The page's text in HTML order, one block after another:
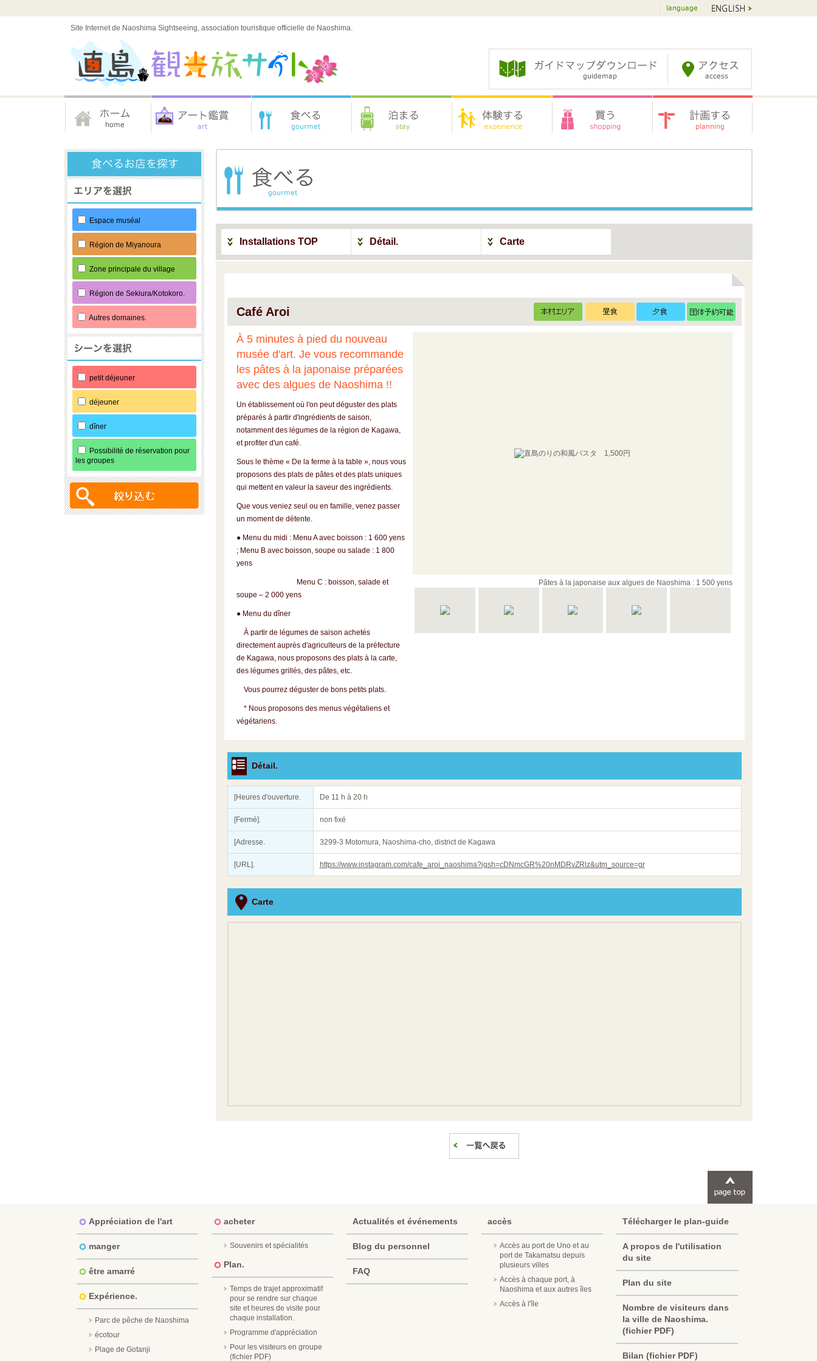
Site Internet de Naoshima Sightseeing, association touristique officielle de Naoshima.
Installations TOP Détail. Carte
Café Aroi
À 5 minutes à pied du nouveau
musée d'art. Je vous recommande
les pâtes à la japonaise préparées
avec des algues de Naoshima !!
Un établissement où l'on peut déguster des plats
préparés à partir d'ingrédients de saison,
notamment des légumes de la région de Kagawa,
et profiter d'un café.
Sous le thème « De la ferme à la table », nous vous
proposons des plats de pâtes et des plats uniques
qui mettent en valeur la saveur des ingrédients.
Que vous veniez seul ou en famille, venez passer
un moment de détente.
● Menu du midi : Menu A avec boisson : 1 600 yens
; Menu B avec boisson, soupe ou salade : 1 800
yens
Menu C : boisson, salade et
soupe – 2 000 yens
● Menu du dîner
À partir de légumes de saison achetés
directement auprès d'agriculteurs de la préfecture
de Kagawa, nous proposons des plats à la carte,
des légumes grillés, des pâtes, etc.
Vous pourrez déguster de bons petits plats.
* Nous proposons des menus végétaliens et
végétariens.
Pâtes à la japonaise aux algues de Naoshima : 1 500 yens
Détail.
[Heures d'ouverture. De 11 h à 20 h
[Fermé]. non fixé
[Adresse. 3299-3 Motomura, Naoshima-cho, district de Kagawa
[URL]. https://www.instagram.com/cafe_aroi_naoshima?igsh=cDNmcGR%20nMDRvZRlz&utm_source=gr
Carte
Espace muséal
Région de Miyanoura
Zone principale du village
Région de Sekiura/Kotokoro.
Autres domaines.
petit déjeuner
déjeuner
dîner
Possibilité de réservation pour
les groupes
Appréciation de l'art
manger
être amarré
Expérience.
Parc de pêche de Naoshima
écotour
Plage de Gotanji
acheter
Souvenirs et spécialités
Plan.
Temps de trajet approximatif
pour se rendre sur chaque
site et heures de visite pour
chaque installation.
Programme d'appréciation
Pour les visiteurs en groupe
(fichier PDF)
Actualités et événements
Blog du personnel
FAQ
accès
Accès au port de Uno et au
port de Takamatsu depuis
plusieurs villes
Accès à chaque port, à
Naoshima et aux autres îles
Accès à l'île
Télécharger le plan-guide
A propos de l'utilisation
du site
Plan du site
Nombre de visiteurs dans
la ville de Naoshima.
(fichier PDF)
Bilan (fichier PDF)
Chinese (Taiwan)
Korean